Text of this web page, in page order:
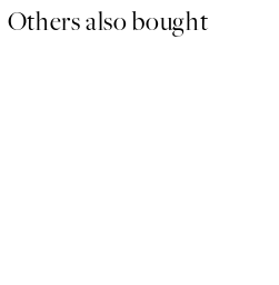
Others also bought